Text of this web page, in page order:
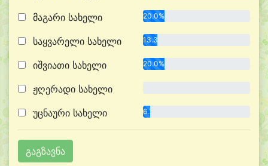
მაგარი სახელი 20.0%
საყვარელი სახელი 13.3%
იშვიათი სახელი 20.0%
ჟღერადი სახელი
უცნაური სახელი 6.7%